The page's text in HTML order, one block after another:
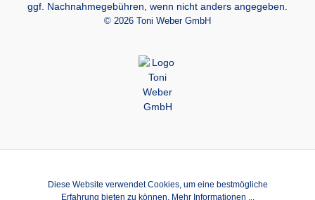
ggf. Nachnahmegebühren, wenn nicht anders angegeben.
© 2026 Toni Weber GmbH
Diese Website verwendet Cookies, um eine bestmögliche
Erfahrung bieten zu können. Mehr Informationen ...